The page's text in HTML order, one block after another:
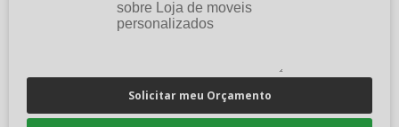
Solicitar meu Orçamento